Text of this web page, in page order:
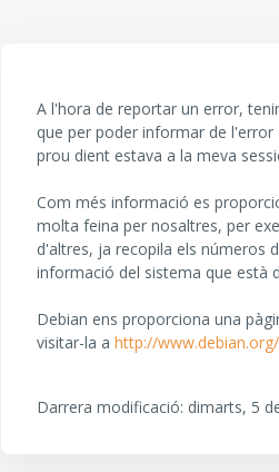
A l'hora de reportar un error,
que per poder informar de l'error
prou dient estava a la meva
Com més informació es
molta feina per nosaltres, per
d'altres, ja recopila els números
informació del sistema que està
Debian ens proporciona una
visitar-la a http://
Darrera modificació: dimarts, 5